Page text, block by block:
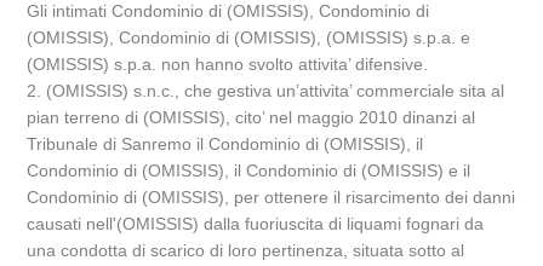
Gli intimati Condominio di (OMISSIS), Condominio di
(OMISSIS), Condominio di (OMISSIS), (OMISSIS) s.p.a. e
(OMISSIS) s.p.a. non hanno svolto attivita’ difensive.
2. (OMISSIS) s.n.c., che gestiva un’attivita’ commerciale sita al
pian terreno di (OMISSIS), cito’ nel maggio 2010 dinanzi al
Tribunale di Sanremo il Condominio di (OMISSIS), il
Condominio di (OMISSIS), il Condominio di (OMISSIS) e il
Condominio di (OMISSIS), per ottenere il risarcimento dei danni
causati nell'(OMISSIS) dalla fuoriuscita di liquami fognari da
una condotta di scarico di loro pertinenza, situata sotto al